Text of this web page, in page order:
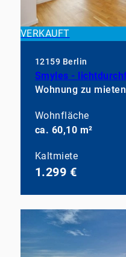
VERKAUFT
12159 Berlin
Wohnung zu mieten
Wohnfläche
ca. 60,10 m²
Kaltmiete
1.299 €